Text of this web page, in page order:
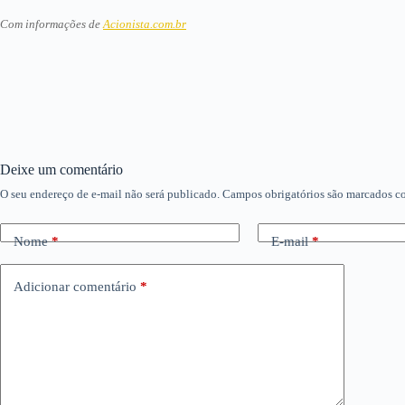
Com informações deAcionista.com.br
Deixe um comentário
O seu endereço de e-mail não será publicado. Campos obrigatórios são marcados
Nome* E-mail*
Adicionar comentário *